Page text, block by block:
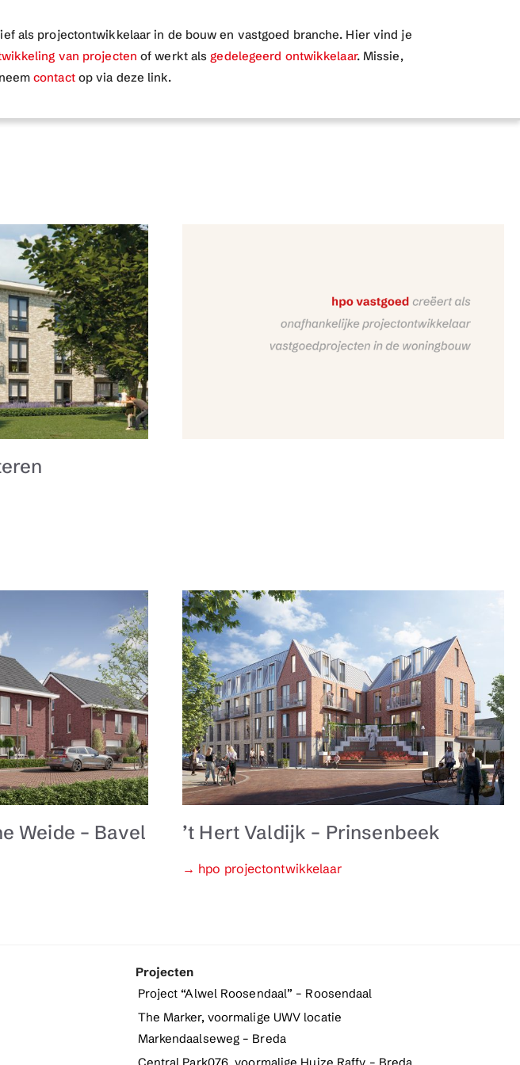
als projectontwikkelaar in de bouw en vastgoed branche. Hier vind je
van projecten of werkt als gedelegeerd ontwikkelaar. Missie,
contactop via deze link.
Weide – Bavel ’t Hert Valdijk – Prinsenbeek
Categorieën
→ hpo projectontwikkelaar
Projecten
Project “Alwel Roosendaal” – Roosendaal
The Marker, voormalige UWV locatie
Markendaalseweg – Breda